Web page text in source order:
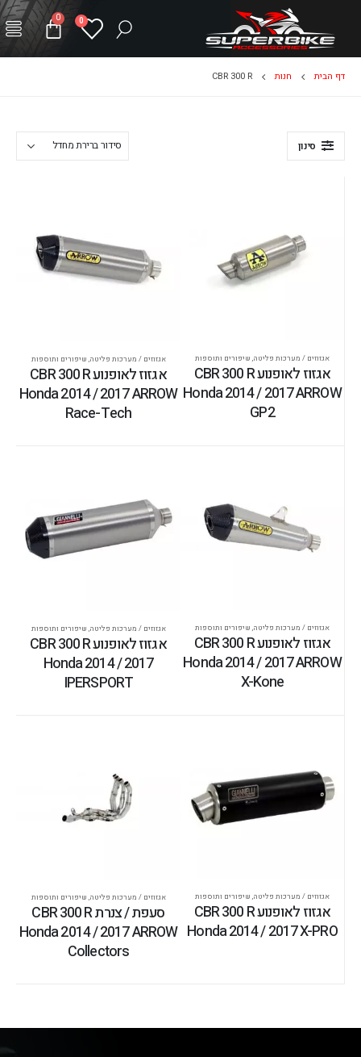
0
0
דף הבית חנות CBR 300 R
סינון
אגזוזים / מערכות פליטה, שיפורים ותוספות
אגזוז לאופנוע CBR 300 R
Honda 2014 / 2017 ARROW
GP2
אגזוזים / מערכות פליטה, שיפורים ותוספות
אגזוז לאופנוע CBR 300 R
Honda 2014 / 2017 ARROW
Race-Tech
אגזוזים / מערכות פליטה, שיפורים ותוספות
אגזוז לאופנוע CBR 300 R
Honda 2014 / 2017 ARROW
X-Kone
אגזוזים / מערכות פליטה, שיפורים ותוספות
אגזוז לאופנוע CBR 300 R
Honda 2014 / 2017
IPERSPORT
אגזוזים / מערכות פליטה, שיפורים ותוספות
אגזוז לאופנוע CBR 300 R
Honda 2014 / 2017 X-PRO
אגזוזים / מערכות פליטה, שיפורים ותוספות
סעפת / צנרת CBR 300 R
Honda 2014 / 2017 ARROW
Collectors